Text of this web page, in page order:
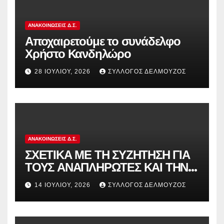
ΑΝΑΚΟΙΝΏΣΕΙΣ Δ.Σ.
Αποχαιρετούμε το συνάδελφο
Χρήστο Κανδηλώρο
28 ΙΟΥΛΊΟΥ, 2026 ΣΎΛΛΟΓΟΣ ΔΕΛΜΟΎΖΟΣ
ΑΝΑΚΟΙΝΏΣΕΙΣ Δ.Σ.
ΣΧΕΤΙΚΑ ΜΕ ΤΗ ΣΥΖΗΤΗΣΗ ΓΙΑ
ΤΟΥΣ ΑΝΑΠΛΗΡΩΤΕΣ ΚΑΙ ΤΗΝ
ΠΑΡΑΠΟΜΠΗ ΤΗΣ ΕΛΛΑΔΑΣ
ΣΤΟ ΕΥΡΩΠΑΪΚΟ ΔΙΚΑΣΤΗΡΙΟ
14 ΙΟΥΛΊΟΥ, 2026 ΣΎΛΛΟΓΟΣ ΔΕΛΜΟΎΖΟΣ